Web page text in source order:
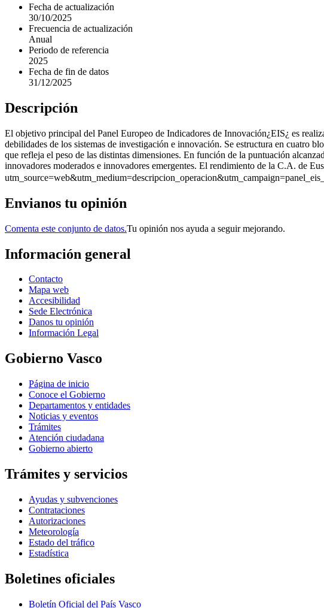
Fecha de actualización
30/10/2025
Frecuencia de actualización
Anual
Periodo de referencia
2025
Fecha de fin de datos
31/12/2025
Descripción
El objetivo principal del Panel Europeo de Indicadores de Innovación¿EIS¿ es
debilidades de los sistemas de investigación e innovación. Se estructura en cuatro
que refleja el peso de las distintas dimensiones. En función de la puntuación
innovadores moderados e innovadores emergentes. El rendimiento de la C.A. de
Envianos tu opinión
Comenta este conjunto de datos.Tu opinión nos ayuda a seguir mejorando.
Información general
Contacto
Mapa web
Accesibilidad
Sede Electrónica
Danos tu opinión
Información Legal
Gobierno Vasco
Página de inicio
Conoce el Gobierno
Departamentos y entidades
Noticias y eventos
Trámites
Atención ciudadana
Gobierno abierto
Trámites y servicios
Ayudas y subvenciones
Contrataciones
Autorizaciones
Meteorología
Estado del tráfico
Estadística
Boletines oficiales
Boletín Oficial del País Vasco